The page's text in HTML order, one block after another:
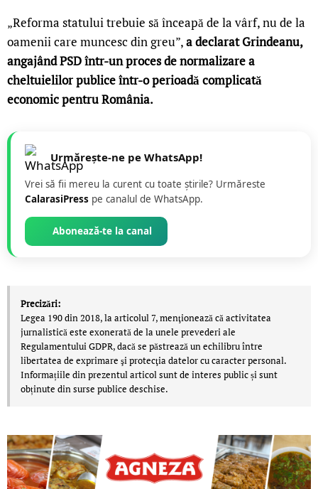
„Reforma statului trebuie să înceapă de la vârf, nu de la
oamenii care muncesc din greu”,a declarat Grindeanu,
angajând PSD într-un proces de normalizare a
cheltuielilor publice într-o perioadă complicată
economic pentru România.
Urmărește-ne pe WhatsApp!
Vrei să fii mereu la curent cu toate știrile? Urmăreste
CalarasiPress pe canalul de WhatsApp.
Abonează-te la canal
Precizări:
Legea 190 din 2018, la articolul 7, menţionează că activitatea
jurnalistică este exonerată de la unele prevederi ale
Regulamentului GDPR, dacă se păstrează un echilibru între
libertatea de exprimare şi protecţia datelor cu caracter personal.
Informațiile din prezentul articol sunt de interes public și sunt
obținute din surse publice deschise.